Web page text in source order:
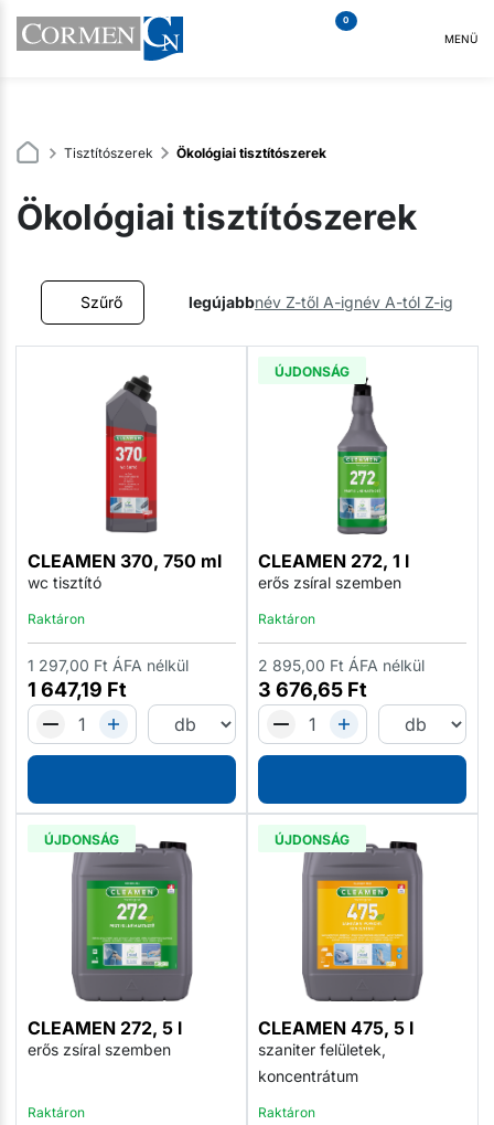
0
MENÜ
Tisztítószerek Ökológiai tisztítószerek
Ökológiai tisztítószerek
Szűrő legújabbnév Z-től A-ignév A-tól Z-ig
CLEAMEN 370, 750 ml
wc tisztító
Raktáron
1 647,19 Ft
1 297,00 Ft ÁFA nélkül
ÚJDONSÁG
CLEAMEN 272, 1 l
erős zsíral szemben
Raktáron
3 676,65 Ft
2 895,00 Ft ÁFA nélkül
ÚJDONSÁG
CLEAMEN 272, 5 l
erős zsíral szemben
Raktáron
ÚJDONSÁG
CLEAMEN 475, 5 l
szaniter felületek,
koncentrátum
Raktáron